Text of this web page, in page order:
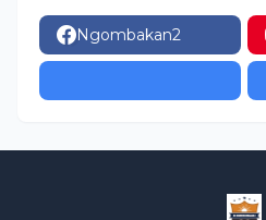
Ngombakan2